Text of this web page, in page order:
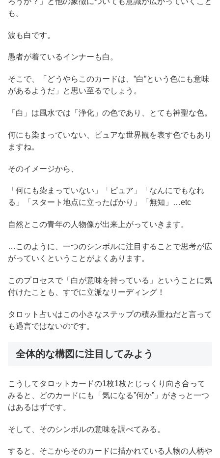
も。
波も白です。
愚者が着ているインナーも白。
そこで、「どうやらこのカードは、”白”という色にも意味
があるようだ」と思い至るでしょう。
「白」は風水では「浄化」の色であり、とても神聖な色。
何にも染まっていない、ピュアな世界観を表す色でもあり
ますね。
そのイメージから、
「何にも染まっていない」「ピュア」「なんにでもなれ
る」「スタート地点に立ったばかり」「無知」…etc
自然とこの青年の人物像が出来上がっていきます。
…このように、一つのシンボルに注目することで思考が広
がっていくということがよくあります。
このプロセスで「白が意味を持っている」ということに気
付けたことも、すでに立派なリーディング！
タロット占いはこの小さなステップの積み重ねだと言って
も過言ではないのです。
全体的な構図に注目してみよう
こうしてタロットカードの1枚1枚とじっくり向き合って
みると、どのカードにも「気になる”何か”」がきっと一つ
はあるはずです。
そして、そのシンボルの意味を調べてみる。
すると、そこからそのカードに描かれている人物の人柄や